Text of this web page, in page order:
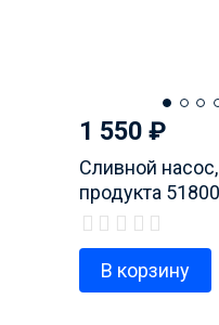
1 550₽
Сливной
продукта
В корзину